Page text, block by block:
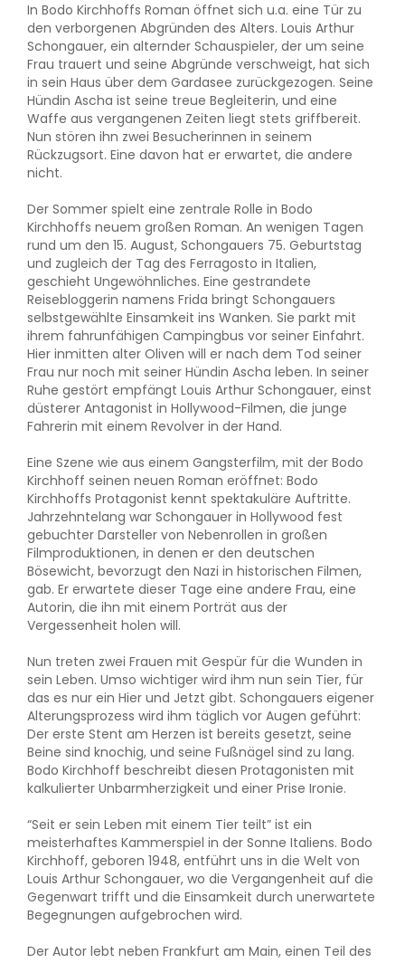
In Bodo Kirchhoffs Roman öffnet sich u.a. eine Tür zu
den verborgenen Abgründen des Alters. Louis Arthur
Schongauer, ein alternder Schauspieler, der um seine
Frau trauert und seine Abgründe verschweigt, hat sich
in sein Haus über dem Gardasee zurückgezogen. Seine
Hündin Ascha ist seine treue Begleiterin, und eine
Waffe aus vergangenen Zeiten liegt stets griffbereit.
Nun stören ihn zwei Besucherinnen in seinem
Rückzugsort. Eine davon hat er erwartet, die andere
nicht.
Der Sommer spielt eine zentrale Rolle in Bodo
Kirchhoffs neuem großen Roman. An wenigen Tagen
rund um den 15. August, Schongauers 75. Geburtstag
und zugleich der Tag des Ferragosto in Italien,
geschieht Ungewöhnliches. Eine gestrandete
Reisebloggerin namens Frida bringt Schongauers
selbstgewählte Einsamkeit ins Wanken. Sie parkt mit
ihrem fahrunfähigen Campingbus vor seiner Einfahrt.
Hier inmitten alter Oliven will er nach dem Tod seiner
Frau nur noch mit seiner Hündin Ascha leben. In seiner
Ruhe gestört empfängt Louis Arthur Schongauer, einst
düsterer Antagonist in Hollywood-Filmen, die junge
Fahrerin mit einem Revolver in der Hand.
Eine Szene wie aus einem Gangsterfilm, mit der Bodo
Kirchhoff seinen neuen Roman eröffnet: Bodo
Kirchhoffs Protagonist kennt spektakuläre Auftritte.
Jahrzehntelang war Schongauer in Hollywood fest
gebuchter Darsteller von Nebenrollen in großen
Filmproduktionen, in denen er den deutschen
Bösewicht, bevorzugt den Nazi in historischen Filmen,
gab. Er erwartete dieser Tage eine andere Frau, eine
Autorin, die ihn mit einem Porträt aus der
Vergessenheit holen will.
Nun treten zwei Frauen mit Gespür für die Wunden in
sein Leben. Umso wichtiger wird ihm nun sein Tier, für
das es nur ein Hier und Jetzt gibt. Schongauers eigener
Alterungsprozess wird ihm täglich vor Augen geführt:
Der erste Stent am Herzen ist bereits gesetzt, seine
Beine sind knochig, und seine Fußnägel sind zu lang.
Bodo Kirchhoff beschreibt diesen Protagonisten mit
kalkulierter Unbarmherzigkeit und einer Prise Ironie.
“Seit er sein Leben mit einem Tier teilt” ist ein
meisterhaftes Kammerspiel in der Sonne Italiens. Bodo
Kirchhoff, geboren 1948, entführt uns in die Welt von
Louis Arthur Schongauer, wo die Vergangenheit auf die
Gegenwart trifft und die Einsamkeit durch unerwartete
Begegnungen aufgebrochen wird.
Der Autor lebt neben Frankfurt am Main, einen Teil des